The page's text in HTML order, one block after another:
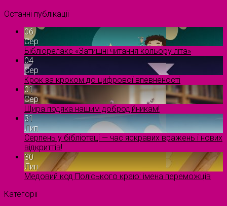
Останні публікації
06
Сер
Бібліорелакс «Затишні читання кольору літа»
04
Сер
Крок за кроком до цифрової впевненості
01
Сер
Щира подяка нашим добродійникам!
31
Лип
Серпень у бібліотеці — час яскравих вражень і нових
відкриттів!
30
Лип
Медовий код Поліського краю: імена переможців
Категорії